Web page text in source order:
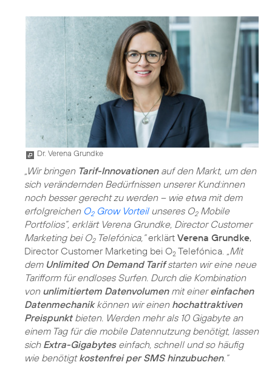
Dr. Verena Grundke
„Wir bringen Tarif-Innovationenauf den Markt, um den
sich verändernden Bedürfnissen unserer Kund:innen
noch besser gerecht zu werden – wie etwa mit dem
erfolgreichen O2Grow Vorteilunseres O2Mobile
Portfolios”, erklärt Verena Grundke, Director Customer
Marketing bei O2Telefónica,“erklärt Verena Grundke,
Director Customer Marketing bei O2 Telefónica. „Mit
dem Unlimited On Demand Tarifstarten wir eine neue
Tarifform für endloses Surfen. Durch die Kombination
von unlimitiertem Datenvolumenmit einereinfachen
Datenmechanikkönnen wir einen hochattraktiven
Preispunktbieten. Werden mehr als 10 Gigabyte an
einem Tag für die mobile Datennutzung benötigt, lassen
sich Extra-Gigabyteseinfach, schnell und so häufig
wie benötigtkostenfrei per SMS hinzubuchen.“